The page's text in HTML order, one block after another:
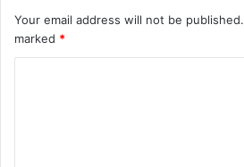
Your email address will not be published.
marked *